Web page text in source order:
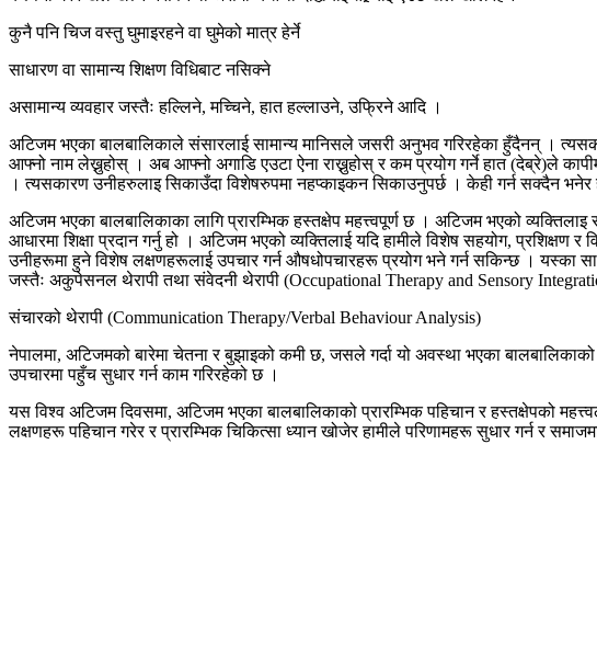
कुनै पनि चिज वस्तु घुमाइरहने वा घुमेको मात्र हेर्ने
साधारण वा सामान्य शिक्षण विधिबाट नसिक्ने
असामान्य व्यवहार जस्तैः हल्लिने, मच्चिने, हात हल्लाउने, उफ्रिने आदि ।
अटिजम भएका बालबालिकाले संसारलाई सामान्य मानिसले जसरी अनुभव गरिरहेका हुँदैनन् ।
आफ्नो नाम लेख्नुहोस् । अब आफ्नो अगाडि एउटा ऐना राख्नुहोस् र कम प्रयोग गर्ने हात (देब्रे)ले
। त्यसकारण उनीहरुलाइ सिकाउँदा विशेषरुपमा नहप्काइकन सिकाउनुपर्छ । केही गर्न सक्दैन
अटिजम भएका बालबालिकाका लागि प्रारम्भिक हस्तक्षेप महत्त्वपूर्ण छ । अटिजम भएको व्यक्तिलाइ
आधारमा शिक्षा प्रदान गर्नु हो । अटिजम भएको व्यक्तिलाई यदि हामीले विशेष सहयोग,
उनीहरूमा हुने विशेष लक्षणहरूलाई उपचार गर्न औषधोपचारहरू प्रयोग भने गर्न सकिन्छ । यस्का
जस्तैः अकुपेसनल थेरापी तथा संवेदनी थेरापी (Occupational Therapy and Sensory
संचारको थेरापी (Communication Therapy/Verbal Behaviour Analysis)
नेपालमा, अटिजमको बारेमा चेतना र बुझाइको कमी छ, जसले गर्दा यो अवस्था भएका
उपचारमा पहुँच सुधार गर्न काम गरिरहेको छ ।
यस विश्व अटिजम दिवसमा, अटिजम भएका बालबालिकाको प्रारम्भिक पहिचान र हस्तक्षेपको
लक्षणहरू पहिचान गरेर र प्रारम्भिक चिकित्सा ध्यान खोजेर हामीले परिणामहरू सुधार गर्न र